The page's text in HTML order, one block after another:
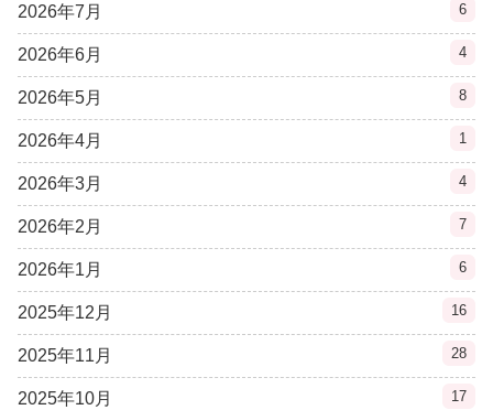
2026年7月 6
2026年6月 4
2026年5月 8
2026年4月 1
2026年3月 4
2026年2月 7
2026年1月 6
2025年12月 16
2025年11月 28
2025年10月 17